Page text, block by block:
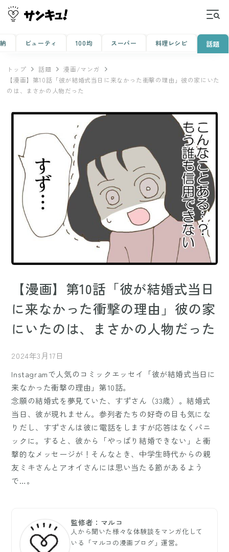
ビューティ 100均 スーパー 料理レシピ 話題
トップ 話題
漫画/マンガ
【漫画】第10話「彼が結婚式当日に来なかった衝撃の理由」彼の家にいた
のは、まさかの人物だった
【漫画】第10話「彼が結婚式当日
に来なかった衝撃の理由」彼の家
にいたのは、まさかの人物だった
2024年3月17日
Instagramで人気のコミックエッセイ「彼が結婚式当日に
来なかった衝撃の理由」第10話。
念願の結婚式を夢見ていた、すずさん（33歳）。結婚式
当日、彼が現れません。参列者たちの好奇の目も気にな
りだし、すずさんは彼に電話をしますが応答はなくパニ
ックに。すると、彼から「やっぱり結婚できない」と衝
撃的なメッセージが！そんなとき、中学生時代からの親
友ミキさんとアオイさんには思い当たる節があるよう
で…。
監修者：マルコ
人から聞いた様々な体験談をマンガ化して
いる「マルコの漫画ブログ」運営。